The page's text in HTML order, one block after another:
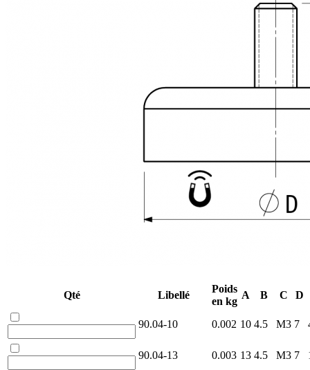
Qté Libellé
Poids
en kg
A B C D
90.04-10 0.002 10 4.5 M3 7
90.04-13 0.003 13 4.5 M3 7